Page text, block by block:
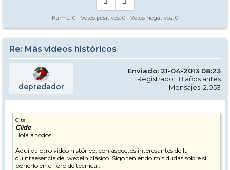
Karma: 0 - Votos positivos: 0 - Votos negativos: 0
Re: Más videos históricos
depredador
Enviado: 21-04-2013 08:23
Registrado: 18 años antes
Mensajes: 2.053
Cita
Glide
Hola a todos:
Aquí va otro video histórico, con aspectos interesantes de la
quintaesencia del wedeln clásico. Sigo teniendo mis dudas sobre si
ponerlo en el foro de técnica...